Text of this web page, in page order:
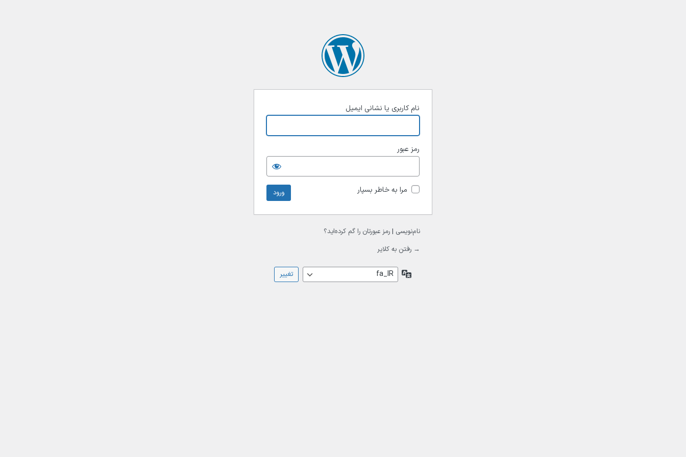
نام کاربری یا نشانی ایمیل
رمز عبور
مرا به خاطر بسپار
نام‌نویسی | رمز عبورتان را گم کرده‌اید؟
→ رفتن به کلایر
زبان